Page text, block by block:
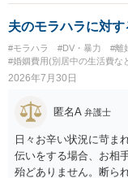
個別の事情によります
すめします。
夫のモラハラに対
#モラハラ #DV・暴力 #離
#婚姻費用(別居中の生活費な
2026年7月30日
匿名A 弁護士
日々お辛い状況に苛ま
伝いをする場合、お相
殆どありません。断ら